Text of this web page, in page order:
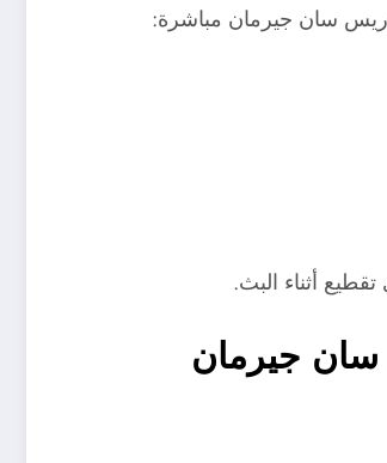
أثناء البث.
سان جيرمان